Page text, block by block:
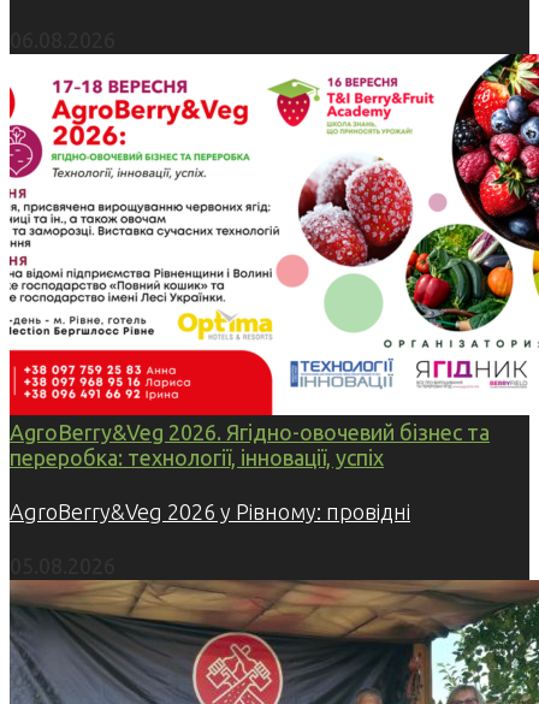
AgroBerry&Veg 2026. Ягідно-овочевий бізнес та
переробка: технології, інновації, успіх
AgroBerry&Veg 2026 у Рівному: провідні